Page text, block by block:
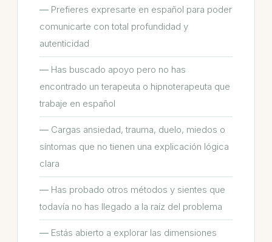
Prefieres expresarte en español para poder
comunicarte con total profundidad y
autenticidad
Has buscado apoyo pero no has
encontrado un terapeuta o hipnoterapeuta que
trabaje en español
Cargas ansiedad, trauma, duelo, miedos o
síntomas que no tienen una explicación lógica
clara
Has probado otros métodos y sientes que
todavía no has llegado a la raíz del problema
Estás abierto a explorar las dimensiones